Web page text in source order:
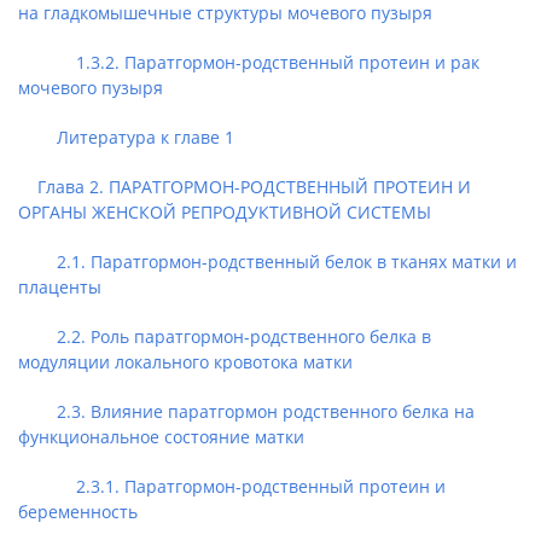
на гладкомышечные структуры мочевого пузыря
1.3.2. Паратгормон-родственный протеин и рак
мочевого пузыря
Литература к главе 1
Глава 2. ПАРАТГОРМОН-РОДСТВЕННЫЙ ПРОТЕИН И
ОРГАНЫ ЖЕНСКОЙ РЕПРОДУКТИВНОЙ СИСТЕМЫ
2.1. Паратгормон-родственный белок в тканях матки и
плаценты
2.2. Роль паратгормон-родственного белка в
модуляции локального кровотока матки
2.3. Влияние паратгормон родственного белка на
функциональное состояние матки
2.3.1. Паратгормон-родственный протеин и
беременность